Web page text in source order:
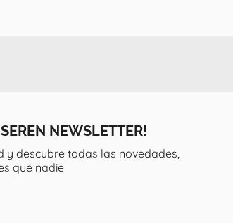
NEWSLETTER!
y descubre todas las novedades,
que nadie